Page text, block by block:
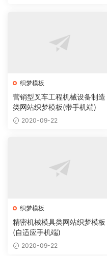
织梦模板
营销型叉车工程机械设备制造
类网站织梦模板(带手机端)
2020-09-22
织梦模板
精密机械模具类网站织梦模板
(自适应手机端)
2020-09-22